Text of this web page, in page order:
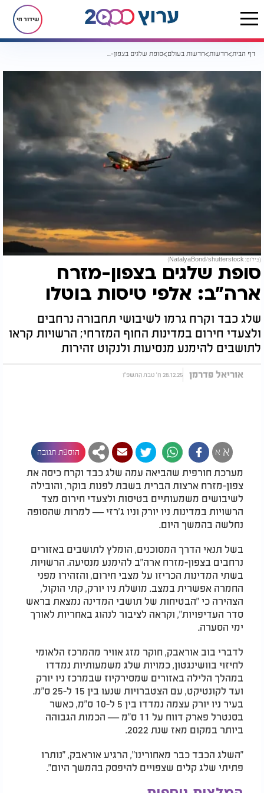
שידור חי
דף הבית חדשות חדשות בעולם סופת שלגים בצפון-מזרח ארה"ב: אלפי טיסות בוטלו
(צילום: NatalyaBond/shutterstock)
סופת שלגים בצפון-מזרח
ארה"ב: אלפי טיסות בוטלו
שלג כבד וקרח גרמו לשיבושי תחבורה נרחבים
ולצעדי חירום במדינות החוף המזרחי; הרשויות קראו
לתושבים להימנע מנסיעות ולנקוט זהירות
אוריאל פדרמן 28.12.25 ח' טבת התשפ"ו
א א הוספת תגובה
מערכת חורפית שהביאה עמה שלג כבד וקרח כיסה את
צפון-מזרח ארצות הברית בשבת לפנות בוקר, והובילה
לשיבושים משמעותיים בטיסות ולצעדי חירום מצד
הרשויות במדינות ניו יורק וניו ג'רזי — למרות שהסופה
נחלשה בהמשך היום.
בשל תנאי הדרך המסוכנים, הומלץ לתושבים באזורים
נרחבים בצפון-מזרח ארה"ב להימנע מנסיעה. הרשויות
בשתי המדינות הכריזו על מצבי חירום, והזהירו מפני
החמרה אפשרית במצב. מושלת ניו יורק, קתי הוקול,
הצהירה כי "הבטיחות של תושבי המדינה נמצאת בראש
סדר העדיפויות", וקראה לציבור לנהוג באחריות לאורך
ימי הסערה.
לדברי בוב אוראבק, חוקר מזג אוויר מהמרכז הלאומי
לחיזוי בוושינגטון, כמויות שלג משמעותיות נמדדו
במהלך הלילה באזורים שמסירקיוז שבמרכז ניו יורק
ועד לקונטיקט, עם הצטברויות שנעו בין 15 ל-25 ס"מ.
בעיר ניו יורק עצמה נמדדו בין 5 ל-10 ס"מ, כאשר
בסנטרל פארק דווח על 11 ס"מ — הכמות הגבוהה
ביותר במקום מאז שנת 2022.
"השלג הכבד כבר מאחורינו", הרגיע אוראבק, "נותרו
פתיתי שלג קלים שצפויים להיפסק בהמשך היום".